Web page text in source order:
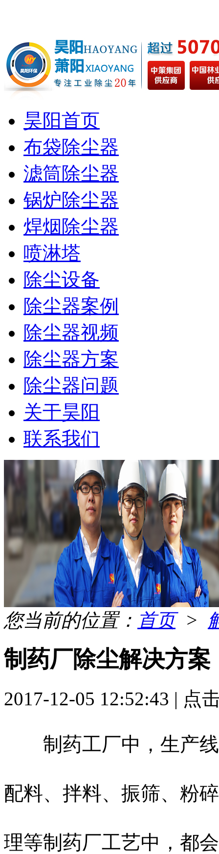
昊阳首页
布袋除尘器
滤筒除尘器
锅炉除尘器
焊烟除尘器
喷淋塔
除尘设备
除尘器案例
除尘器视频
除尘器方案
除尘器问题
关于昊阳
联系我们
您当前的位置： 首页>
制药厂除尘解决方案
2017-12-05 12:52:43 | 点
制药工厂中，生产线
配料、拌料、振筛、粉
理等制药厂工艺中，都